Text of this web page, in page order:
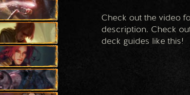
Check out the video
description. Check
deck guides like this!